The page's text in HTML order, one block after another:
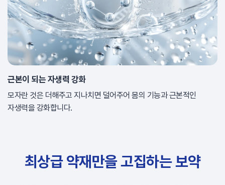
근본이 되는 자생력 강화
모자란 것은 더해주고 지나치면 덜어주어 몸의 기능과 근본적인
자생력을 강화합니다.
최상급 약재만을 고집하는 보약